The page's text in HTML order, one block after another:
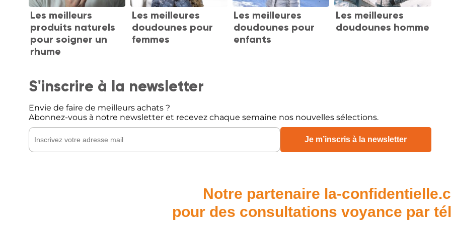
Les meilleurs
produits naturels
pour soigner un
rhume
Les meilleures
doudounes pour
femmes
Les meilleures
doudounes pour
enfants
Les meilleures
doudounes homme
S'inscrire à la newsletter
Envie de faire de meilleurs achats ?
Abonnez-vous à notre newsletter et recevez chaque semaine nos nouvelles sélections.
Notre partenaire la-
pour des consultations voyance par